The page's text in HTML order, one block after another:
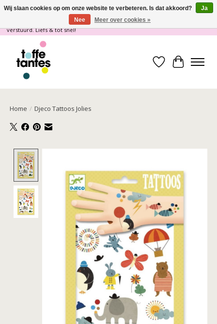
Wij gaan op vakantie! vanaf 4 juli t/m 21 juli worden er geen pakketjes
verstuurd. Liefs & tot snel!
Verlanglijst
Home / Djeco Tattoos Jolies
Wij slaan cookies op om onze website te verbeteren. Is dat akkoord?
Ja
Nee
Meer over cookies »